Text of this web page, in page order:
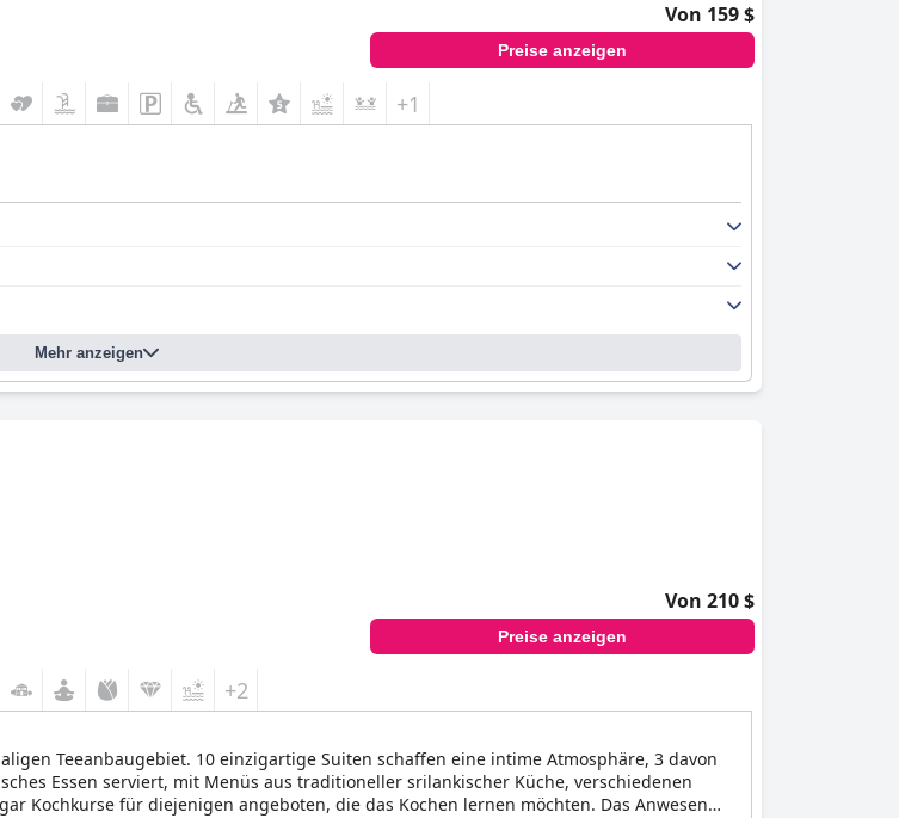
Von 159 $
Preise anzeigen
+1
Mehr anzeigen
Von 210 $
Preise anzeigen
+2
Teeanbaugebiet. 10 einzigartige Suiten schaffen eine intime Atmosphäre, 3 davon
Essen serviert, mit Menüs aus traditioneller srilankischer Küche, verschiedenen
Kochkurse für diejenigen angeboten, die das Kochen lernen möchten. Das Anwesen